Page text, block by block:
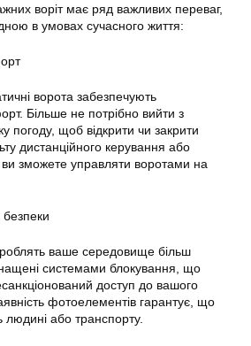
воріт має ряд важливих переваг,
в умовах сучасного життя:
ворота забезпечують
Більше не потрібно вийти з
погоду, щоб відкрити чи закрити
дистанційного керування або
зможете управляти воротами на
ваше середовище більш
системами блокування, що
доступ до вашого
фотоелементів гарантує, що
або транспорту.